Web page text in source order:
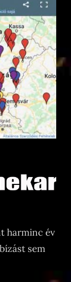
harminc év
sem